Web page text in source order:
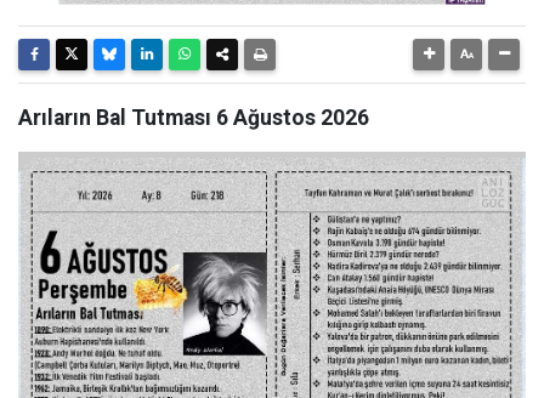
Arıların Bal Tutması 6 Ağustos 2026